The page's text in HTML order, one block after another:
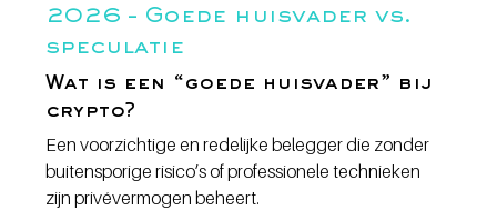
2026 – Goede huisvader vs.
speculatie
Wat is een “goede huisvader” bij
crypto?
Een voorzichtige en redelijke belegger die zonder
buitensporige risico’s of professionele technieken
zijn privévermogen beheert.